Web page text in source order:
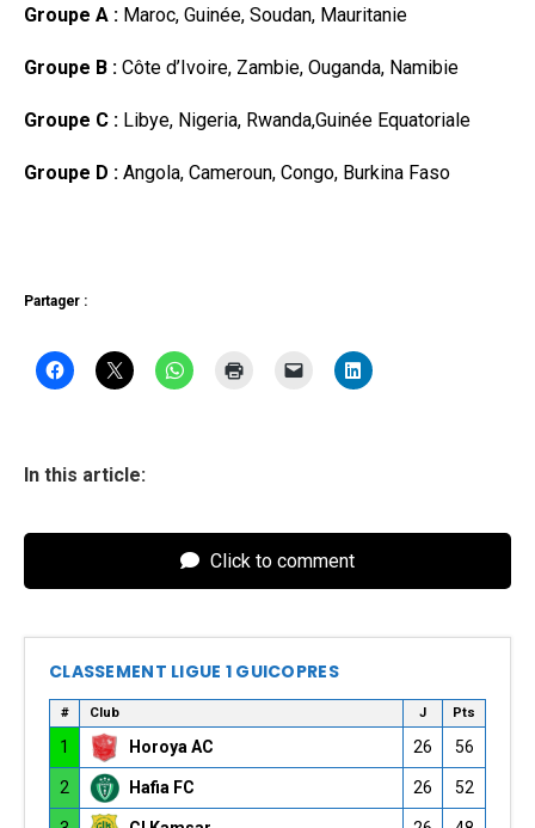
Groupe A : Maroc, Guinée, Soudan, Mauritanie
Groupe B : Côte d’Ivoire, Zambie, Ouganda, Namibie
Groupe C : Libye, Nigeria, Rwanda,Guinée Equatoriale
Groupe D : Angola, Cameroun, Congo, Burkina Faso
Partager :
In this article:
Click to comment
CLASSEMENT LIGUE 1 GUICOPRES
# Club J Pts
1 Horoya AC 26 56
2 Hafia FC 26 52